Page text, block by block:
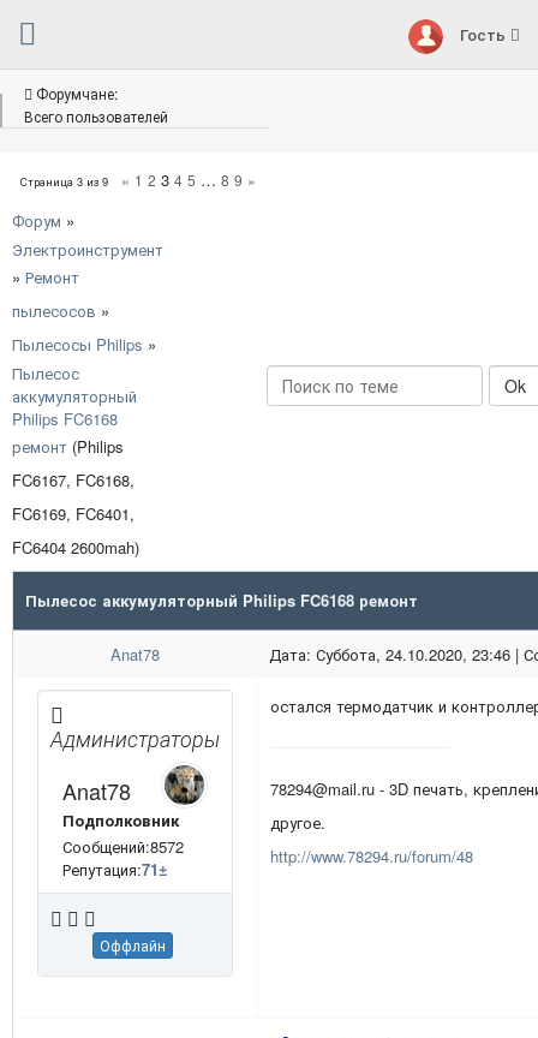
Гость
Форумчане:
Всего пользователей
Страница 3 из 9 « 1 2 3 4 5 … 8 9 »
Форум »
Электроинструмент
» Ремонт
пылесосов »
Пылесосы Philips »
Пылесос
аккумуляторный
Philips FC6168
ремонт (Philips
FC6167, FC6168,
FC6169, FC6401,
FC6404 2600mah)
Пылесос аккумуляторный Philips FC6168 ремонт
Anat78 Дата: Суббота, 24.10.2020, 23:46 |
Администраторы
Anat78
Подполковник
Сообщений:8572
Репутация:71±
Оффлайн
остался термодатчик и
78294@mail.ru - 3D печать,
другое.
http://www.78294.ru/forum/48